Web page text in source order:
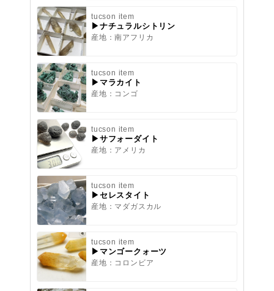
tucson item
▶ナチュラルシトリン
産地：南アフリカ
tucson item
▶マラカイト
産地：コンゴ
tucson item
▶サフォーダイト
産地：アメリカ
tucson item
▶セレスタイト
産地：マダガスカル
tucson item
▶マンゴークォーツ
産地：コロンビア